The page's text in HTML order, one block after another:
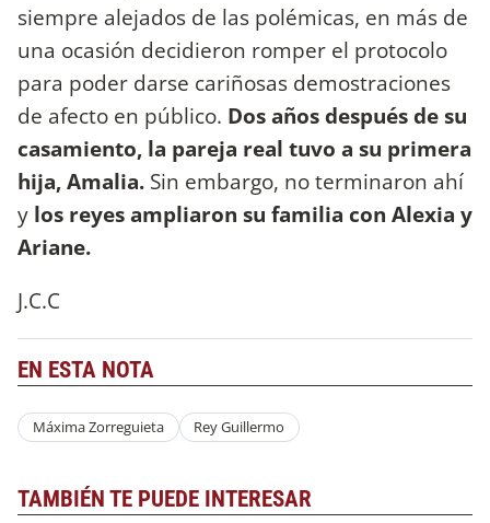
siempre alejados de las polémicas, en más de
una ocasión decidieron romper el protocolo
para poder darse cariñosas demostraciones
de afecto en público. Dos años después de su
casamiento, la pareja real tuvo a su primera
hija, Amalia. Sin embargo, no terminaron ahí
y los reyes ampliaron su familia con Alexia y
Ariane.
J.C.C
EN ESTA NOTA
Máxima Zorreguieta Rey Guillermo
TAMBIÉN TE PUEDE INTERESAR